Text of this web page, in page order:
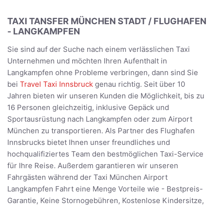
TAXI TANSFER MÜNCHEN STADT / FLUGHAFEN
- LANGKAMPFEN
Sie sind auf der Suche nach einem verlässlichen Taxi
Unternehmen und möchten Ihren Aufenthalt in
Langkampfen ohne Probleme verbringen, dann sind Sie
bei Travel Taxi Innsbruck genau richtig. Seit über 10
Jahren bieten wir unseren Kunden die Möglichkeit, bis zu
16 Personen gleichzeitig, inklusive Gepäck und
Sportausrüstung nach Langkampfen oder zum Airport
München zu transportieren. Als Partner des Flughafen
Innsbrucks bietet Ihnen unser freundliches und
hochqualifiziertes Team den bestmöglichen Taxi-Service
für Ihre Reise. Außerdem garantieren wir unseren
Fahrgästen während der Taxi München Airport
Langkampfen Fahrt eine Menge Vorteile wie - Bestpreis-
Garantie, Keine Stornogebühren, Kostenlose Kindersitze,